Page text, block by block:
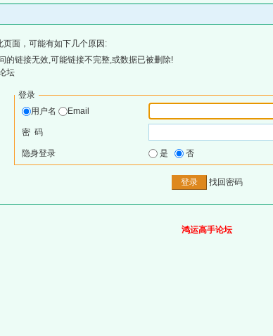
面，可能有如下几个原因:
的链接无效,可能链接不完整,或数据已被删除!
坛
登录
用户名
Email
密 码
隐身登录 是 否
找回密码
鸿运高手论坛